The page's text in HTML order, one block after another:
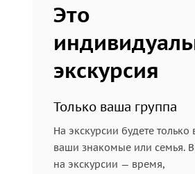
Это
экскурсия
Только ваша группа
На экскурсии будете только
ваши знакомые или семья.
на экскурсии — время,